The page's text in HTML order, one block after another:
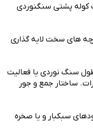
کوله پشتی سنگنوردی
های سخت لایه گذاری
سنگ نوردی یا فعالیت
ساختار جمع و جور
سبکبار و یا صخره